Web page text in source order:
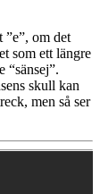
”e”, om det
som ett längre
“sänsej”.
skull kan
men så ser